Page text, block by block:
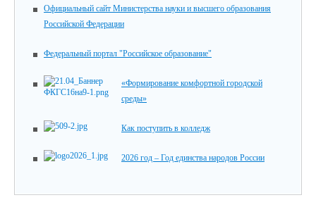
Официальный сайт Министерства науки и высшего образования
Российской Федерации
Федеральный портал "Российское образование"
«Формирование комфортной городской
среды»
Как поступить в колледж
2026 год – Год единства народов России